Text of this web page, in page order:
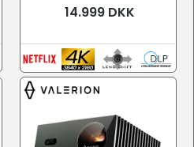
14.999 DKK